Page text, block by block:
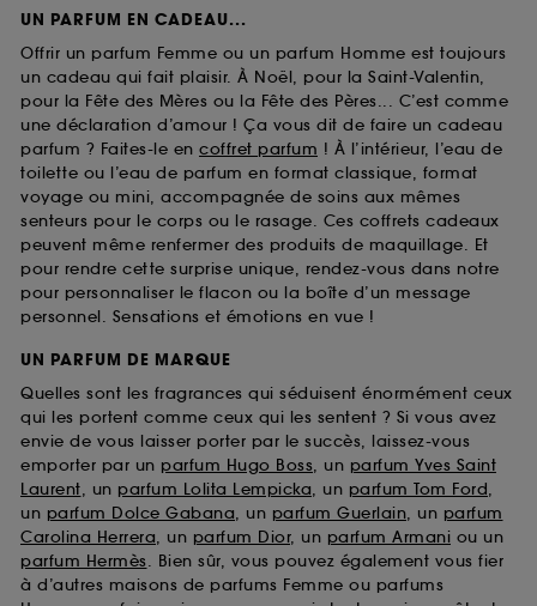
UN PARFUM EN CADEAU...
Offrir un parfum Femme ou un parfum Homme est toujours
un cadeau qui fait plaisir. À Noël, pour la Saint-Valentin,
pour la Fête des Mères ou la Fête des Pères... C’est comme
une déclaration d’amour ! Ça vous dit de faire un cadeau
parfum ? Faites-le en coffret parfum ! À l’intérieur, l’eau de
toilette ou l’eau de parfum en format classique, format
voyage ou mini, accompagnée de soins aux mêmes
senteurs pour le corps ou le rasage. Ces coffrets cadeaux
peuvent même renfermer des produits de maquillage. Et
pour rendre cette surprise unique, rendez-vous dans notre
pour personnaliser le flacon ou la boîte d’un message
personnel. Sensations et émotions en vue !
UN PARFUM DE MARQUE
Quelles sont les fragrances qui séduisent énormément ceux
qui les portent comme ceux qui les sentent ? Si vous avez
envie de vous laisser porter par le succès, laissez-vous
emporter par un parfum Hugo Boss, un parfum Yves Saint
Laurent, un parfum Lolita Lempicka, un parfum Tom Ford,
un parfum Dolce Gabana, un parfum Guerlain, un parfum
Carolina Herrera, un parfum Dior, un parfum Armani ou un
parfum Hermès. Bien sûr, vous pouvez également vous fier
à d’autres maisons de parfums Femme ou parfums